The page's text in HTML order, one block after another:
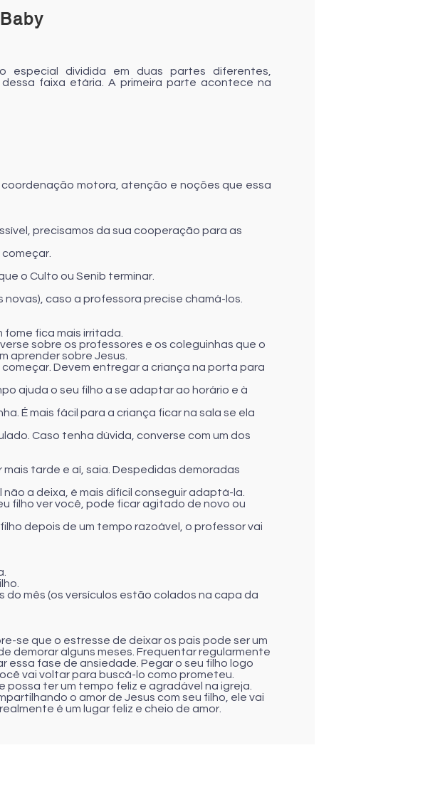
dividida em duas partes diferentes,
faixa etária. A primeira parte acontece na
motora, atenção e noções que essa
precisamos da sua cooperação para as
o Culto ou Senib terminar.
caso a professora precise chamá-los.
fica mais irritada.
sobre os professores e os coleguinhas que o
aprender sobre Jesus.
Devem entregar a criança na porta para
ajuda o seu filho a se adaptar ao horário e à
É mais fácil para a criança ficar na sala se ela
Caso tenha dúvida, converse com um dos
tarde e aí, saia. Despedidas demoradas
a deixa, é mais difícil conseguir adaptá-la.
filho ver você, pode ficar agitado de novo ou
depois de um tempo razoável, o professor vai
do mês (os versículos estão colados na capa da
se que o estresse de deixar os pais pode ser um
demorar alguns meses. Frequentar regularmente
essa fase de ansiedade. Pegar o seu filho logo
vai voltar para buscá-lo como prometeu.
ter um tempo feliz e agradável na igreja.
o amor de Jesus com seu filho, ele vai
é um lugar feliz e cheio de amor.